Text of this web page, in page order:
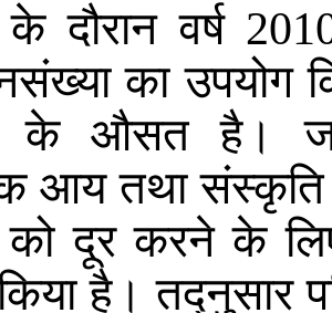
के दौरान वर्ष
का उपयोग
के औसत है।
आय तथा संस्कृति
को दूर करने के
है। तद्नुसार